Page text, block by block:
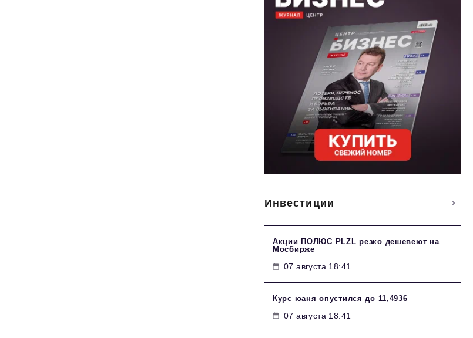
Инвестиции
Акции ПОЛЮС PLZL резко дешевеют на
Мосбирже
07 августа 18:41
Курс юаня опустился до 11,4936
07 августа 18:41